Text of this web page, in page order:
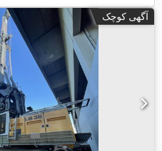
آگهی کوچک